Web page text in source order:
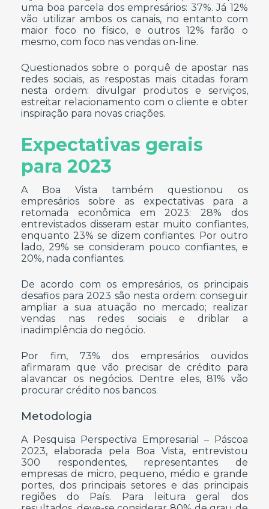
uma boa parcela dos empresários: 37%. Já 12%
vão utilizar ambos os canais, no entanto com
maior foco no físico, e outros 12% farão o
mesmo, com foco nas vendas on-line.
Questionados sobre o porquê de apostar nas
redes sociais, as respostas mais citadas foram
nesta ordem: divulgar produtos e serviços,
estreitar relacionamento com o cliente e obter
inspiração para novas criações.
Expectativas gerais
para 2023
A Boa Vista também questionou os
empresários sobre as expectativas para a
retomada econômica em 2023: 28% dos
entrevistados disseram estar muito confiantes,
enquanto 23% se dizem confiantes. Por outro
lado, 29% se consideram pouco confiantes, e
20%, nada confiantes.
De acordo com os empresários, os principais
desafios para 2023 são nesta ordem: conseguir
ampliar a sua atuação no mercado; realizar
vendas nas redes sociais e driblar a
inadimplência do negócio.
Por fim, 73% dos empresários ouvidos
afirmaram que vão precisar de crédito para
alavancar os negócios. Dentre eles, 81% vão
procurar crédito nos bancos.
Metodologia
A Pesquisa Perspectiva Empresarial – Páscoa
2023, elaborada pela Boa Vista, entrevistou
300 respondentes, representantes de
empresas de micro, pequeno, médio e grande
portes, dos principais setores e das principais
regiões do País. Para leitura geral dos